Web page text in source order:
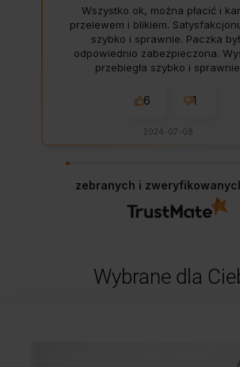
Wszystko ok, można płacić i
przelewem i blikiem.
szybko i sprawnie. Paczka
odpowiednio zabezpieczona.
przebiegła szybko i
6 1
2024-07-08
zebranych i
Wybrane dla